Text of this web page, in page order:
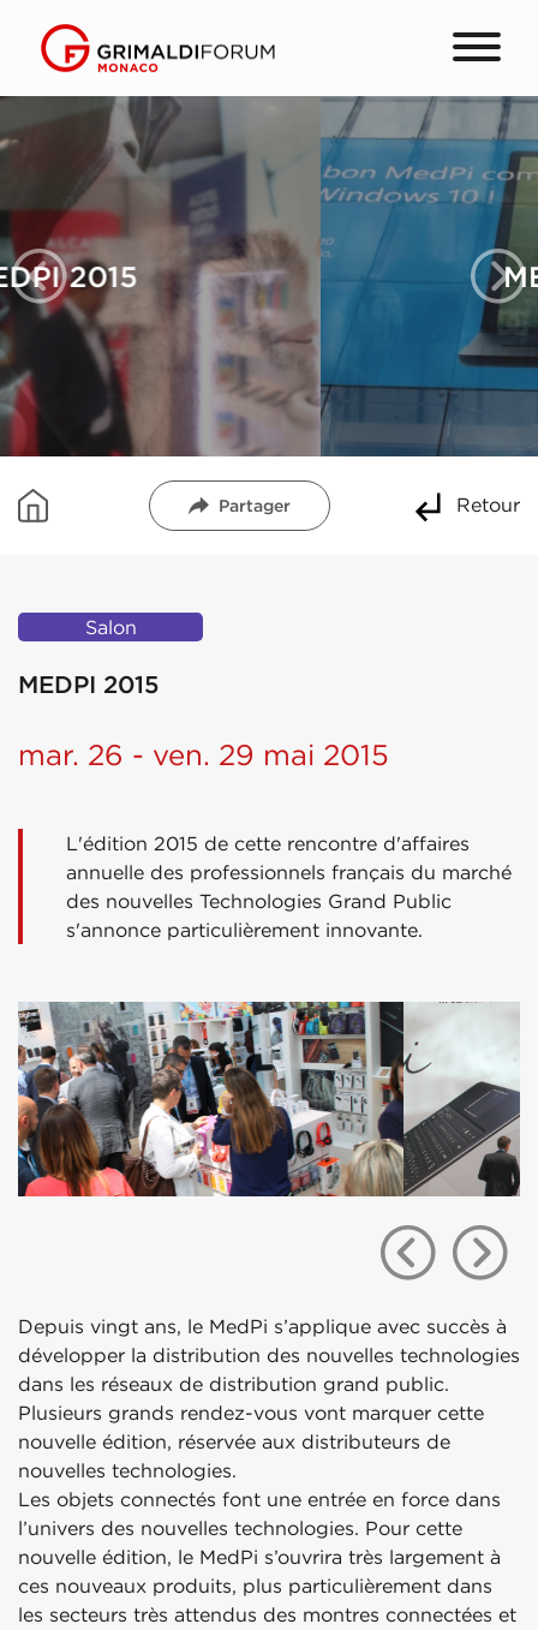
MEDPI 2015
Partager Retour
Salon
MEDPI 2015
mar. 26 - ven. 29 mai 2015
L'édition 2015 de cette rencontre d'affaires
annuelle des professionnels français du marché
des nouvelles Technologies Grand Public
s'annonce particulièrement innovante.
Depuis vingt ans, le MedPi s’applique avec succès à
développer la distribution des nouvelles technologies
dans les réseaux de distribution grand public.
Plusieurs grands rendez-vous vont marquer cette
nouvelle édition, réservée aux distributeurs de
nouvelles technologies.
Les objets connectés font une entrée en force dans
l’univers des nouvelles technologies. Pour cette
nouvelle édition, le MedPi s’ouvrira très largement à
ces nouveaux produits, plus particulièrement dans
les secteurs très attendus des montres connectées et